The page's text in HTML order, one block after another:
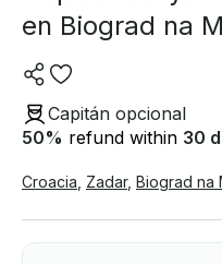
en Biograd na
Capitán opcional
50% refund within 30
Croacia Zadar, Biograd na